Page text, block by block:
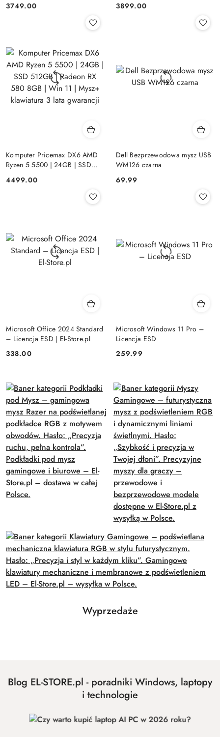
512GB | 14" OLED (1920x1200)
Cena:
3749.00
GeForce RTX 4050 6144MB |
Cena:
3899.00
Komputer Pricemax DX6 AMD
Ryzen 5 5500 | 24GB | SSD
Win 11 | Mysz+ klawiatura 3 lata
Cena:
4499.00
Dell Bezprzewodowa mysz USB
WM126 czarna
Cena:
69.99
Microsoft Office 2024 Standard
– Licencja ESD | El-Store.pl
Cena:
338.00
Microsoft Windows 11 Pro –
Licencja ESD
Cena:
259.99
Pomiń karuzelę produktów
Produkty
Wyprzedaże
Blog EL-STORE.pl - poradniki Windows, laptopy
i technologie